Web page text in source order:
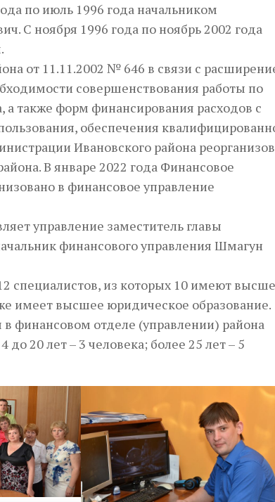
по июль 1996 года начальником
С ноября 1996 года по ноябрь 2002 года
от 11.11.2002 № 646 в связи с
совершенствования работы по
также форм финансирования расходов с
обеспечения
Ивановского района
В январе 2022 года Финансовое
в финансовое управление
управление заместитель главы
финансового управления Шмагун
специалистов, из которых 10 имеют
имеет высшее юридическое образование.
финансовом отделе (управлении) района
до 20 лет – 3 человека; более 25 лет – 5